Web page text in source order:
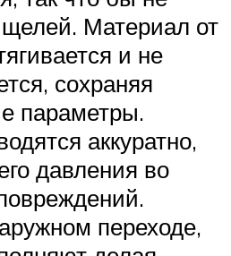
Материал от
и не
сохраняя
параметры.
аккуратно,
давления во
переходе,